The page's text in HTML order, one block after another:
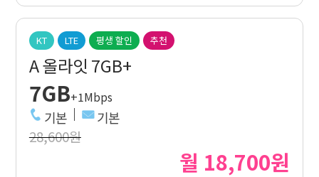
KT LTE 평생 할인 추천
A 올라잇 7GB+
7GB+1Mbps
기본 기본
28,600원
월 18,700원